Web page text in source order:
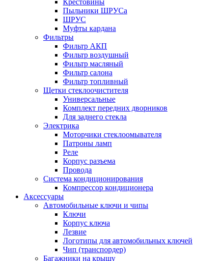
Крестовины
Пыльники ШРУСа
ШРУС
Муфты кардана
Фильтры
Фильтр АКП
Фильтр воздушный
Фильтр масляный
Фильтр салона
Фильтр топливный
Щетки стеклоочистителя
Универсальные
Комплект передних дворников
Для заднего стекла
Электрика
Моторчики стеклоомывателя
Патроны ламп
Реле
Корпус разъема
Провода
Система кондиционирования
Компрессор кондиционера
Аксессуары
Автомобильные ключи и чипы
Ключи
Корпус ключа
Лезвие
Логотипы для автомобильных ключей
Чип (транспордер)
Багажники на крышу